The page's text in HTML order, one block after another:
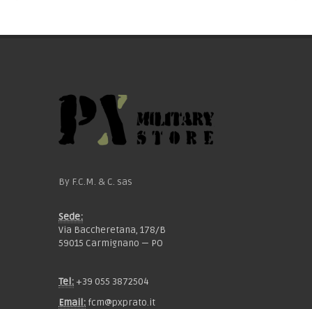
By F.C.M. & C. sas
Sede:
Via Baccheretana, 178/B
59015 Carmignano — PO
Tel: +39 055 3872504
Email: fcm@pxprato.it